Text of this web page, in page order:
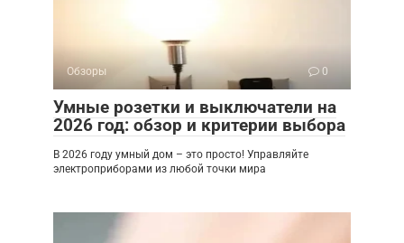
Обзоры 0
Умные розетки и выключатели на
2026 год: обзор и критерии выбора
В 2026 году умный дом – это просто! Управляйте
электроприборами из любой точки мира